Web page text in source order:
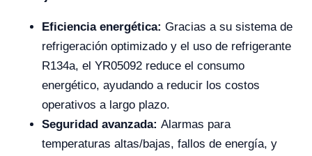
Eficiencia energética: Gracias a su sistema de
refrigeración optimizado y el uso de refrigerante
R134a, el YR05092 reduce el consumo
energético, ayudando a reducir los costos
operativos a largo plazo.
Seguridad avanzada: Alarmas para
temperaturas altas/bajas, fallos de energía, y